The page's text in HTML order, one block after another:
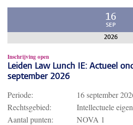
16
SEP
2026
Inschrijving open
Leiden Law Lunch IE: Actueel
september 2026
Periode:
16 september
Rechtsgebied:
Intellectuele
Aantal punten:
NOVA 1